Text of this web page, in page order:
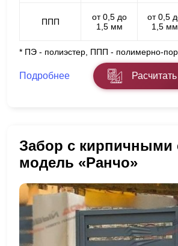
ППП
от 0,5 до
1,5 мм
от 0,5
1,5 мм
* ПЭ - полиэстер, ППП - полимерно-
Подробнее
Забор с кирпичными
модель «Ранчо»